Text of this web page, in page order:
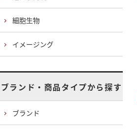
細胞生物
イメージング
ブランド・商品タイプから探す
ブランド